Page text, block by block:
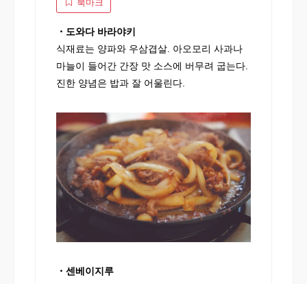
북마크
・도와다 바라야키
식재료는 양파와 우삼겹살. 아오모리 사과나
마늘이 들어간 간장 맛 소스에 버무려 굽는다.
진한 양념은 밥과 잘 어울린다.
・센베이지루